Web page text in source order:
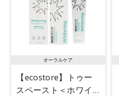
オーラルケア
【ecostore】トゥー
スペースト＜ホワイ